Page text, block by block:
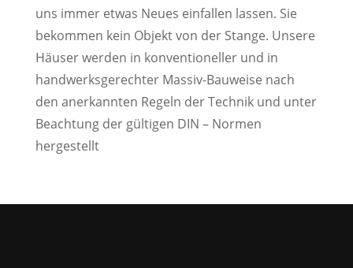
uns immer etwas Neues einfallen lassen. Sie
bekommen kein Objekt von der Stange. Unsere
Häuser werden in konventioneller und in
handwerksgerechter Massiv-Bauweise nach
den anerkannten Regeln der Technik und unter
Beachtung der gültigen DIN – Normen
hergestellt